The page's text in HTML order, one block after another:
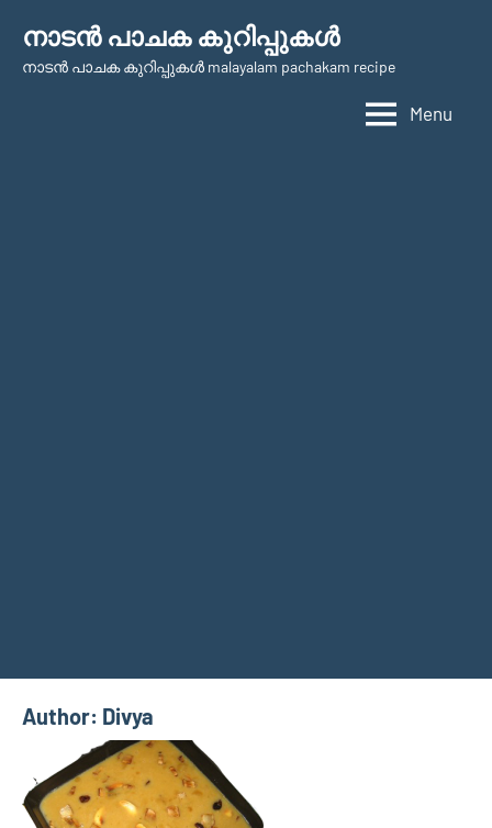
content
നാടന്‍ പാചക കുറിപ്പുകള്‍
നാടന്‍ പാചക കുറിപ്പുകള്‍ malayalam pachakam recipe
Menu
Author: Divya